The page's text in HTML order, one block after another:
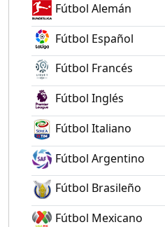
Fútbol Alemán
Fútbol Español
Fútbol Francés
Fútbol Inglés
Fútbol Italiano
Fútbol Argentino
Fútbol Brasileño
Fútbol Mexicano